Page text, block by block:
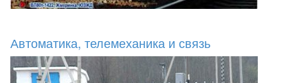
Автоматика, телемеханика и связь